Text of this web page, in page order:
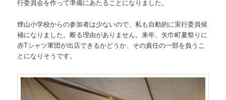
行委員会を作って準備にあたることになりました。
煙山小学校からの参加者は少ないので、私も自動的に実行委員候
補になりました。断る理由がありません。来年、矢巾町夏祭りに
赤Tシャツ軍団が出店できるかどうか、その責任の一部を負うこ
とになりそうです。